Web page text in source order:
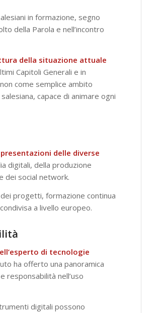
in formazione, segno
della Parola e nell’incontro
della situazione attuale
Capitoli Generali e in
come semplice ambito
capace di animare ogni
presentazioni delle diverse
digitali, della produzione
dei social network.
progetti, formazione continua
a livello europeo.
di tecnologie
ha offerto una panoramica
responsabilità nell’uso
digitali possono